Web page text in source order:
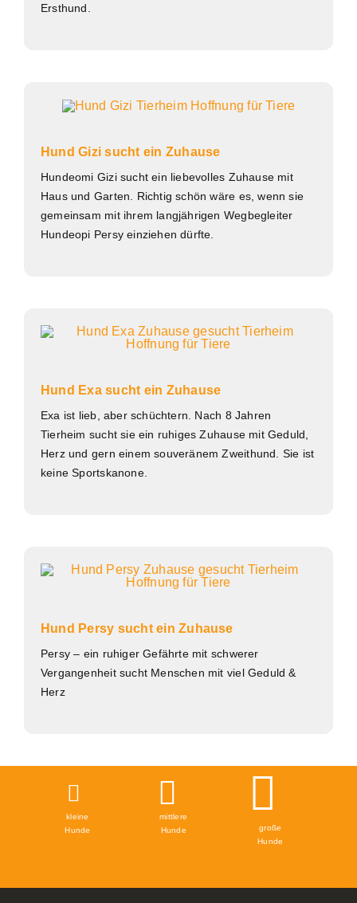
Ersthund.
Hund Gizi sucht ein Zuhause
Hundeomi Gizi sucht ein liebevolles Zuhause mit
Haus und Garten. Richtig schön wäre es, wenn sie
gemeinsam mit ihrem langjährigen Wegbegleiter
Hundeopi Persy einziehen dürfte.
Hund Exa sucht ein Zuhause
Exa ist lieb, aber schüchtern. Nach 8 Jahren
Tierheim sucht sie ein ruhiges Zuhause mit Geduld,
Herz und gern einem souveränem Zweithund. Sie ist
keine Sportskanone.
Hund Persy sucht ein Zuhause
Persy – ein ruhiger Gefährte mit schwerer
Vergangenheit sucht Menschen mit viel Geduld &
Herz
kleine
Hunde
mittlere
Hunde
große
Hunde